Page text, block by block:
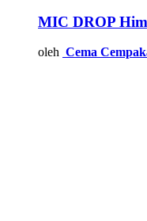
MIC DROP
oleh Cema